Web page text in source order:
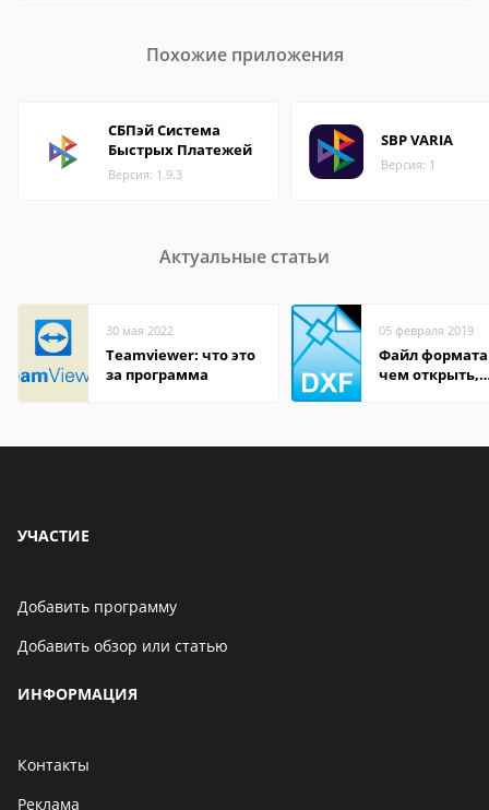
Похожие приложения
СБПэй Система
Быстрых Платежей
Версия: 1.9.3
SBP VARIA
Версия: 1
Актуальные статьи
30 мая 2022
Teamviewer: что это
за программа
05 февраля 2019
Файл формата
чем открыть,
УЧАСТИЕ
Добавить программу
Добавить обзор или статью
ИНФОРМАЦИЯ
Контакты
Реклама